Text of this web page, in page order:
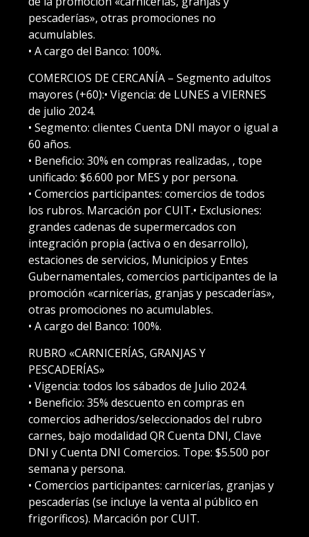
pescaderías», otras promociones no
acumulables.
• A cargo del Banco: 100%.
COMERCIOS DE CERCANÍA – Segmento adultos
mayores (+60):• Vigencia: de LUNES a VIERNES
de julio 2024.
• Segmento: clientes Cuenta DNI mayor o igual a
60 años.
• Beneficio: 30% en compras realizadas, , tope
unificado: $6.600 por MES y por persona.
• Comercios participantes: comercios de todos
los rubros. Marcación por CUIT.• Exclusiones:
grandes cadenas de supermercados con
integración propia (activa o en desarrollo),
estaciones de servicios, Municipios y Entes
Gubernamentales, comercios participantes de la
promoción «carnicerías, granjas y pescaderías»,
otras promociones no acumulables.
• A cargo del Banco: 100%.
RUBRO «CARNICERÍAS, GRANJAS Y
PESCADERÍAS»
• Vigencia: todos los sábados de Julio 2024.
• Beneficio: 35% descuento en compras en
comercios adheridos/seleccionados del rubro
carnes, bajo modalidad QR Cuenta DNI, Clave
DNI y Cuenta DNI Comercios. Tope: $5.500 por
semana y persona.
• Comercios participantes: carnicerías, granjas y
pescaderías (se incluye la venta al público en
frigoríficos). Marcación por CUIT.